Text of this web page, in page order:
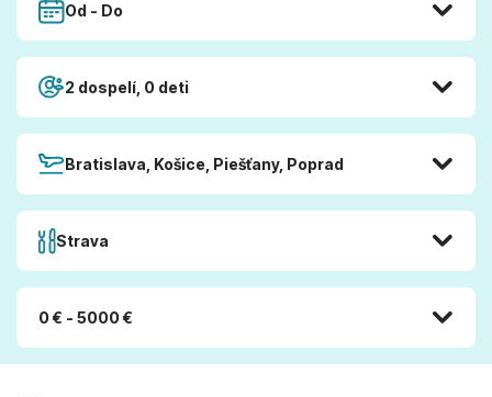
Od - Do
2 dospelí, 0 deti
Bratislava, Košice, Piešťany, Poprad
Strava
0 € - 5000 €